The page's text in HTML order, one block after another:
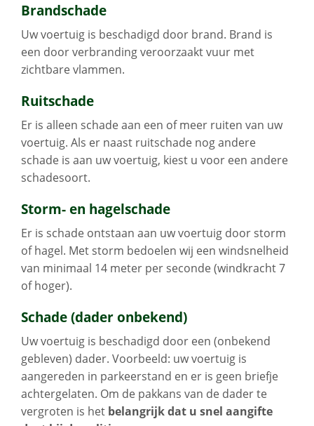
Brandschade
Uw voertuig is beschadigd door brand. Brand is
een door verbranding veroorzaakt vuur met
zichtbare vlammen.
Ruitschade
Er is alleen schade aan een of meer ruiten van uw
voertuig. Als er naast ruitschade nog andere
schade is aan uw voertuig, kiest u voor een andere
schadesoort.
Storm- en hagelschade
Er is schade ontstaan aan uw voertuig door storm
of hagel. Met storm bedoelen wij een windsnelheid
van minimaal 14 meter per seconde (windkracht 7
of hoger).
Schade (dader onbekend)
Uw voertuig is beschadigd door een (onbekend
gebleven) dader. Voorbeeld: uw voertuig is
aangereden in parkeerstand en er is geen briefje
achtergelaten. Om de pakkans van de dader te
vergroten is het belangrijk dat u snel aangifte